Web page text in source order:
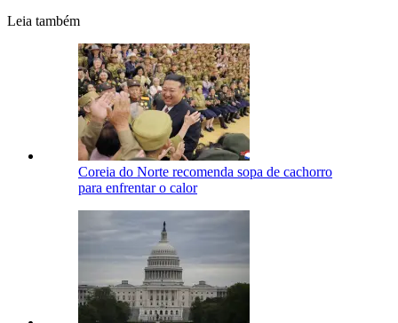
Leia também
Coreia do Norte recomenda sopa de cachorro
para enfrentar o calor